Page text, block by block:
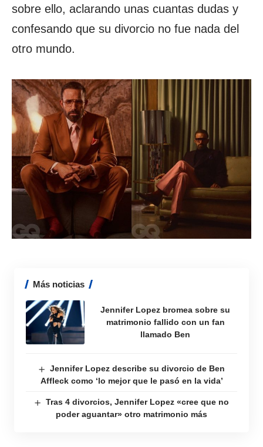
sobre ello, aclarando unas cuantas dudas y
confesando que su divorcio no fue nada del
otro mundo.
Más noticias
Jennifer Lopez bromea sobre su
matrimonio fallido con un fan
llamado Ben
Jennifer Lopez describe su divorcio de Ben
Affleck como ‘lo mejor que le pasó en la vida’
Tras 4 divorcios, Jennifer Lopez «cree que no
poder aguantar» otro matrimonio más